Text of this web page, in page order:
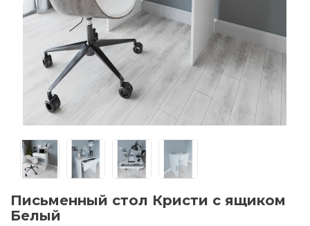
Письменный стол Кристи с ящиком
Белый